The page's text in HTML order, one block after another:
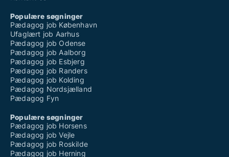
Populære søgninger
Pædagog job København
Ufaglært job Aarhus
Pædagog job Odense
Pædagog job Aalborg
Pædagog job Esbjerg
Pædagog job Randers
Pædagog job Kolding
Pædagog Nordsjælland
Pædagog Fyn
Populære søgninger
Pædagog job Horsens
Pædagog job Vejle
Pædagog job Roskilde
Pædagog job Herning